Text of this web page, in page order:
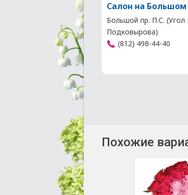
Салон на Большом
Большой пр. П.С. (Угол
Подковырова)
(812) 498-44-40
Похожие